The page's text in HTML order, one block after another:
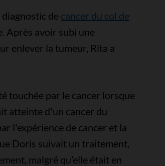
diagnostic de cancer du col de
Après avoir subi une
enlever la tumeur, Rita a
touchée par le cancer lorsque
atteinte d'un cancer du
l'expérience de cancer et la
Doris suivait un traitement,
malgré qu’elle était en